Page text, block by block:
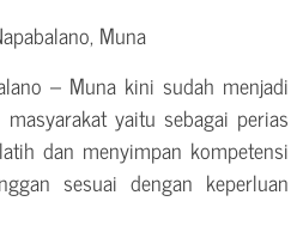
– Muna kini sudah menjadi
yaitu sebagai perias
dan menyimpan kompetensi
sesuai dengan keperluan